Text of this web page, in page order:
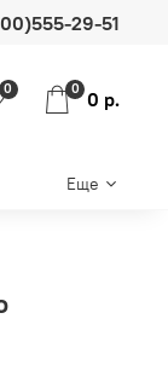
29-51
0 0 0 р.
Еще